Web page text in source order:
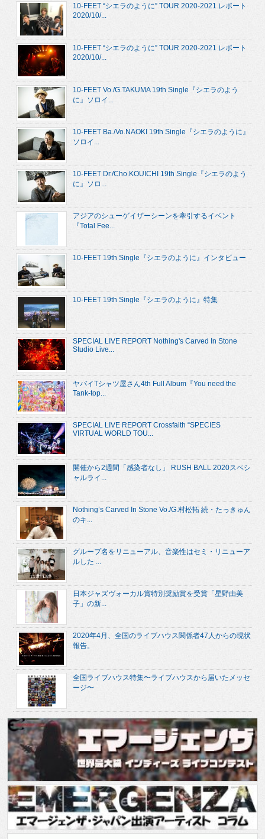
10-FEET “シエラのように” TOUR 2020-2021 レポート
2020/10/...
10-FEET “シエラのように” TOUR 2020-2021 レポート
2020/10/...
10-FEET Vo./G.TAKUMA 19th Single『シエラのよう
に』ソロイ...
10-FEET Ba./Vo.NAOKI 19th Single『シエラのように』
ソロイ...
10-FEET Dr./Cho.KOUICHI 19th Single『シエラのよう
に』ソロ...
アジアのシューゲイザーシーンを牽引するイベント
『Total Fee...
10-FEET 19th Single『シエラのように』インタビュー
10-FEET 19th Single『シエラのように』特集
SPECIAL LIVE REPORT Nothing's Carved In Stone
Studio Live...
ヤバイTシャツ屋さん4th Full Album『You need the
Tank-top...
SPECIAL LIVE REPORT Crossfaith “SPECIES
VIRTUAL WORLD TOU...
開催から2週間「感染者なし」 RUSH BALL 2020スペシ
ャルライ...
Nothing’s Carved In Stone Vo./G.村松拓 続・たっきゅん
のキ...
グループ名をリニューアル、音楽性はセミ・リニューア
ルした ...
日本ジャズヴォーカル賞特別奨励賞を受賞「星野由美
子」の新...
2020年4月、全国のライブハウス関係者47人からの現状
報告。
全国ライブハウス特集〜ライブハウスから届いたメッセ
ージ〜